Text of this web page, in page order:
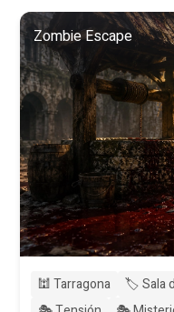
Zombie Escape
🕍 Tarragona 🏷️ Sala